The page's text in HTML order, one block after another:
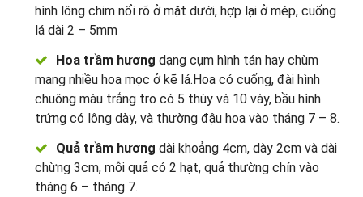
hình lông chim nổi rõ ở mặt dưới, hợp lại ở mép, cuống
lá dài 2 – 5mm
Hoa trầm hương dạng cụm hình tán hay chùm
mang nhiều hoa mọc ở kẽ lá.Hoa có cuống, đài hình
chuông màu trắng tro có 5 thùy và 10 vày, bầu hình
trứng có lông dày, và thường đậu hoa vào tháng 7 – 8.
Quả trầm hương dài khoảng 4cm, dày 2cm và dài
chừng 3cm, mỗi quả có 2 hạt, quả thường chín vào
tháng 6 – tháng 7.